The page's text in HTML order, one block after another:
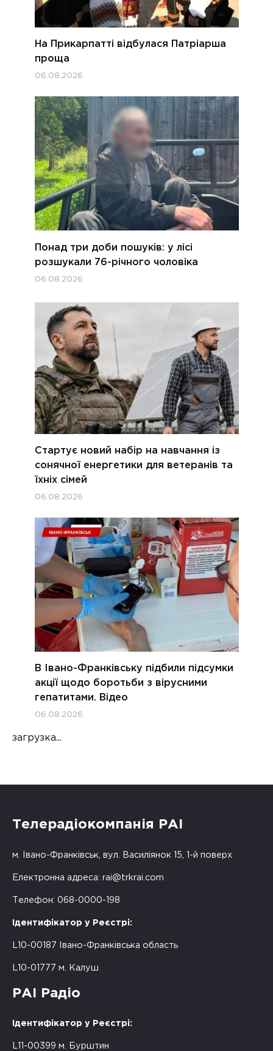
На Прикарпатті відбулася Патріарша
проща
06.08.2026
Понад три доби пошуків: у лісі
розшукали 76-річного чоловіка
06.08.2026
Стартує новий набір на навчання із
сонячної енергетики для ветеранів та
їхніх сімей
06.08.2026
В Івано-Франківську підбили підсумки
акції щодо боротьби з вірусними
гепатитами. Відео
06.08.2026
загрузка...
Телерадіокомпанія РАІ
м. Івано-Франківськ, вул. Василіянок 15, 1-й поверх
Електронна адреса: rai@trkrai.com
Телефон: 068-0000-198
Ідентифікатор у Реєстрі:
L10-00187 Івано-Франківська область
L10-01777 м. Калуш
РАІ Радіо
Ідентифікатор у Реєстрі:
L11-00399 м. Бурштин